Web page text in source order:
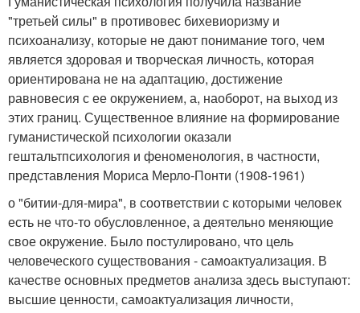
"третьей силы" в противовес бихевиоризму и
психоанализу, которые не дают понимание того, чем
является здоровая и творческая личность, которая
ориентирована не на адаптацию, достижение
равновесия с ее окружением, а, наоборот, на выход из
этих границ. Существенное влияние на формирование
гуманистической психологии оказали
гештальтпсихология и феноменология, в частности,
представления Мориса Мерло-Понти (1908-1961)
о "битии-для-мира", в соответствии с которыми человек
есть не что-то обусловленное, а деятельно меняющие
свое окружение. Было постулировано, что цель
человеческого существования - самоактуализация. В
качестве основных предметов анализа здесь выступают:
высшие ценности, самоактуализация личности,